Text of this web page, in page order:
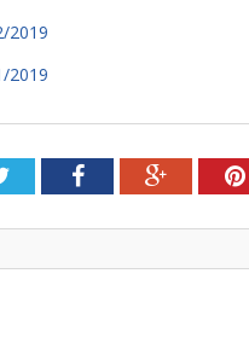
2019
2019
TwitterFacebookGoogle+